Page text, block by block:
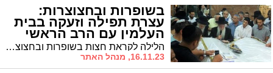
בשופרות ובחצוצרות:
עצרת תפילה וזעקה בבית
העלמין עם הרב הראשי
הלילה לקראת חצות בשופרות ובחצוצרות: ערב זעקה ותפילה מיוחדת באוהל "אבות הקבלה הקדושים" בקרית מלאכי במעמד הרב הראשי הגה"צ רבי חיים שמעון פינטו שליט"א
16.11.23, מנהל האתר